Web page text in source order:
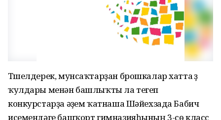
Түшелдерек, мунсаҡтарҙан брошкалар хатта үҙ
ҡулдары менән башлыҡты ла тегеп
конкурстарҙа әүҙем ҡатнаша Шәйехзада Бабич
исемендәге башҡорт гимназияһының 3-сө класс